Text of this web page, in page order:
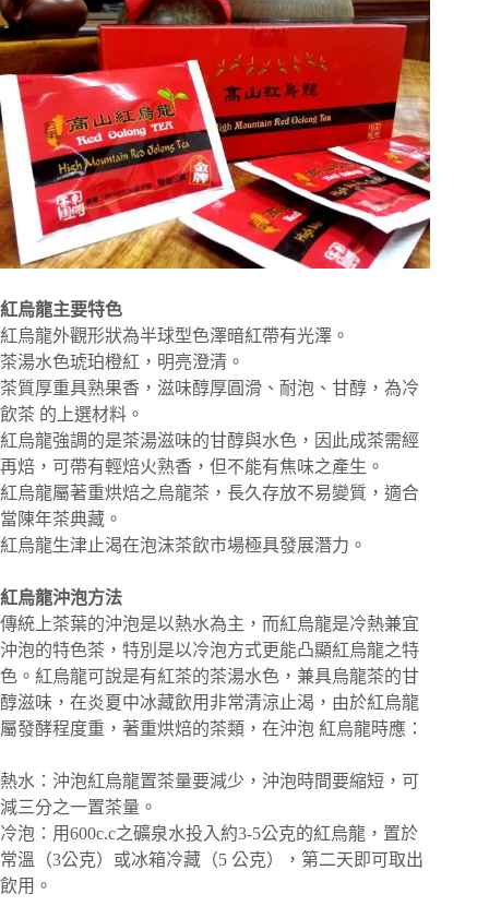
紅烏龍主要特色
紅烏龍外觀形狀為半球型色澤暗紅帶有光澤。
茶湯水色琥珀橙紅，明亮澄清。
茶質厚重具熟果香，滋味醇厚圓滑、耐泡、甘醇，為冷
飲茶 的上選材料。
紅烏龍強調的是茶湯滋味的甘醇與水色，因此成茶需經
再焙，可帶有輕焙火熟香，但不能有焦味之產生。
紅烏龍屬著重烘焙之烏龍茶，長久存放不易變質，適合
當陳年茶典藏。
紅烏龍生津止渴在泡沫茶飲市場極具發展潛力。
紅烏龍沖泡方法
傳統上茶葉的沖泡是以熱水為主，而紅烏龍是冷熱兼宜
沖泡的特色茶，特別是以冷泡方式更能凸顯紅烏龍之特
色。紅烏龍可說是有紅茶的茶湯水色，兼具烏龍茶的甘
醇滋味，在炎夏中冰藏飲用非常清涼止渴，由於紅烏龍
屬發酵程度重，著重烘焙的茶類，在沖泡 紅烏龍時應：
熱水：沖泡紅烏龍置茶量要減少，沖泡時間要縮短，可
減三分之一置茶量。
冷泡：用600c.c之礦泉水投入約3-5公克的紅烏龍，置於
常溫（3公克）或冰箱冷藏（5 公克），第二天即可取出
飲用。